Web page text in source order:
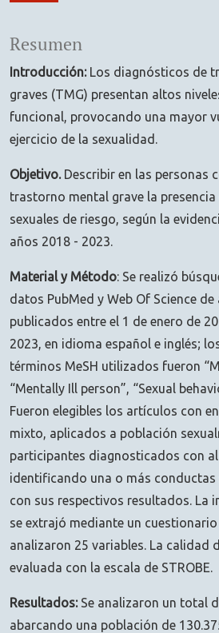
Resumen
Introducción:Los diagnósticos de
graves (TMG) presentan altos
funcional, provocando una mayor
ejercicio de la sexualidad.
Objetivo.Describir en las personas
trastorno mental grave la
sexuales de riesgo, según la
años 2018 - 2023.
Material y Método: Se realizó
datos PubMed y Web Of Science
publicados entre el 1 de enero de
2023, en idioma español e inglés;
términos MeSH utilizados fueron
“Mentally Ill person”, “Sexual
Fueron elegibles los artículos con
mixto, aplicados a población
participantes diagnosticados con
identificando una o más conductas
con sus respectivos resultados. La
se extrajó mediante un
analizaron 25 variables. La calidad
evaluada con la escala de STROBE.
Resultados:Se analizaron un total
abarcando una población de